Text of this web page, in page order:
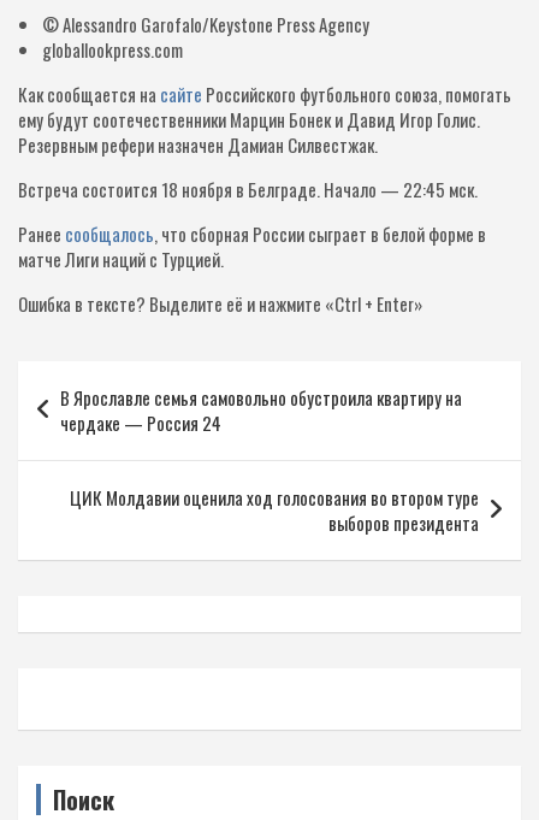
© Alessandro Garofalo/Keystone Press Agency
globallookpress.com
Как сообщается на сайте Российского футбольного союза, помогать
ему будут соотечественники Марцин Бонек и Давид Игор Голис.
Резервным рефери назначен Дамиан Силвестжак.
Встреча состоится 18 ноября в Белграде. Начало — 22:45 мск.
Ранее сообщалось, что сборная России сыграет в белой форме в
матче Лиги наций с Турцией.
Ошибка в тексте? Выделите её и нажмите «Ctrl + Enter»
по
записям
В Ярославле семья самовольно обустроила квартиру на
чердаке — Россия 24
ЦИК Молдавии оценила ход голосования во втором туре
выборов президента
Поиск